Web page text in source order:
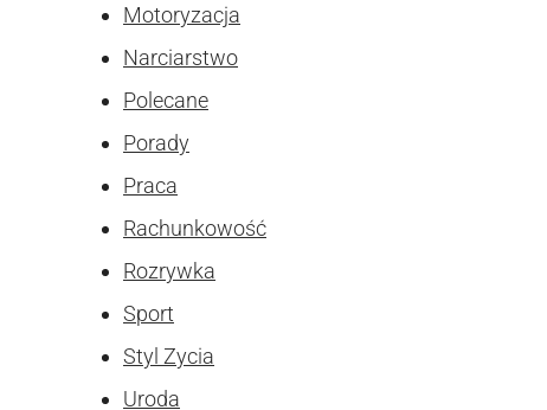
Motoryzacja
Narciarstwo
Polecane
Porady
Praca
Rachunkowość
Rozrywka
Sport
Styl Zycia
Uroda